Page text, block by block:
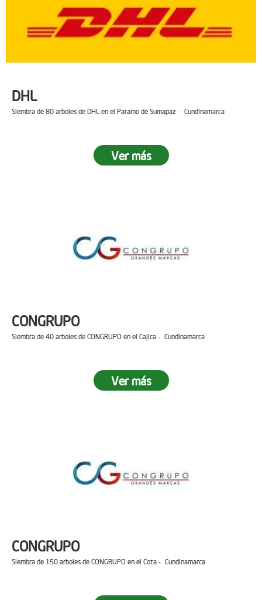
DHL
Siembra de 80 arboles de DHL en el Paramo de Sumapaz - Cundinamarca
Ver más
CONGRUPO
Siembra de 40 arboles de CONGRUPO en el Cajica - Cundinamarca
Ver más
CONGRUPO
Siembra de 150 arboles de CONGRUPO en el Cota - Cundinamarca